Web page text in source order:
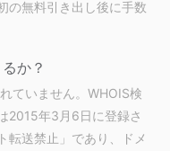
の無料引き出し後に手数
か？
ていません。WHOIS検
2015年3月6日に登録さ
転送禁止」であり、ドメ